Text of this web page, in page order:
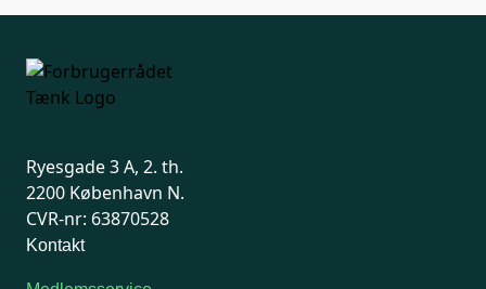
Ryesgade 3 A, 2. th.
2200 København N.
CVR-nr: 63870528
Kontakt